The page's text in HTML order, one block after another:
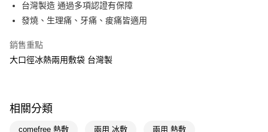
Apple Pay
悠遊付
相關說明
【關於「AFTEE先享後付」】
台灣製造 通過多項認證有保障
發燒、生理痛、牙痛、痠痛皆適用
銷售重點
大口徑冰熱兩用敷袋 台灣製
相關分類
comefree 熱敷 兩用 冰敷 兩用 熱敷